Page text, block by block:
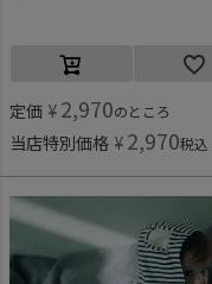
定価 ¥ 2,970のところ
当店特別価格 ¥ 2,970税込